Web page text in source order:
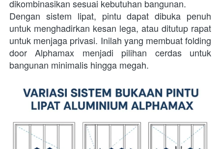
dikombinasikan sesuai kebutuhan bangunan.
Dengan sistem lipat, pintu dapat dibuka penuh
untuk menghadirkan kesan lega, atau ditutup rapat
untuk menjaga privasi. Inilah yang membuat folding
door Alphamax menjadi pilihan cerdas untuk
bangunan minimalis hingga megah.